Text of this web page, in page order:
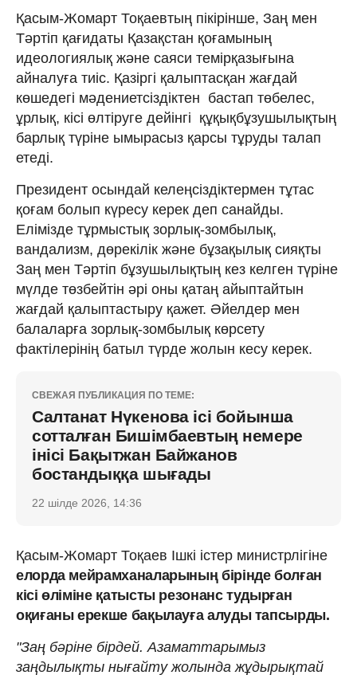
Қасым-Жомарт Тоқаевтың пікірінше, Заң мен
Тәртіп қағидаты Қазақстан қоғамының
идеологиялық және саяси темірқазығына
айналуға тиіс. Қазіргі қалыптасқан жағдай
көшедегі мәдениетсіздіктен бастап төбелес,
ұрлық, кісі өлтіруге дейінгі құқықбұзушылықтың
барлық түріне ымырасыз қарсы тұруды талап
етеді.
Президент осындай келеңсіздіктермен тұтас
қоғам болып күресу керек деп санайды.
Елімізде тұрмыстық зорлық-зомбылық,
вандализм, дөрекілік және бұзақылық сияқты
Заң мен Тәртіп бұзушылықтың кез келген түріне
мүлде төзбейтін әрі оны қатаң айыптайтын
жағдай қалыптастыру қажет. Әйелдер мен
балаларға зорлық-зомбылық көрсету
фактілерінің батыл түрде жолын кесу керек.
СВЕЖАЯ ПУБЛИКАЦИЯ ПО ТЕМЕ:
Салтанат Нүкенова ісі бойынша
сотталған Бишімбаевтың немере
інісі Бақытжан Байжанов
бостандыққа шығады
22 шілде 2026, 14:36
Қасым-Жомарт Тоқаев Ішкі істер министрлігіне
елорда мейрамханаларының бірінде болған
кісі өліміне қатысты резонанс тудырған
оқиғаны ерекше бақылауға алуды тапсырды.
"Заң бәріне бірдей. Азаматтарымыз
заңдылықты нығайту жолында жұдырықтай